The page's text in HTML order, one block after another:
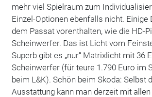
mehr viel Spielraum zum
Einzel-Optionen ebenfalls nicht. Einige
dem Passat vorenthalten, wie die HD-
Scheinwerfer. Das ist Licht vom
Superb gibt es „nur“ Matrixlicht mit 36
Scheinwerfer (für teure 1.790 Euro im
beim L&K). Schön beim Skoda: Selbst
Ausstattung kann man derzeit mit